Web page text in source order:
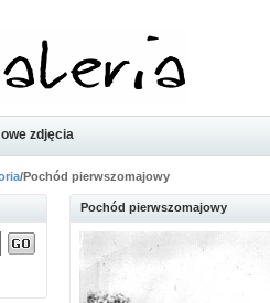
zdjęcia
/Pochód pierwszomajowy
Pochód pierwszomajowy